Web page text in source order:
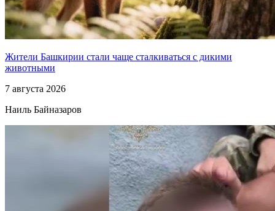
Жители Башкирии стали чаще сталкиваться с дикими
животными
7 августа 2026
Наиль Байназаров